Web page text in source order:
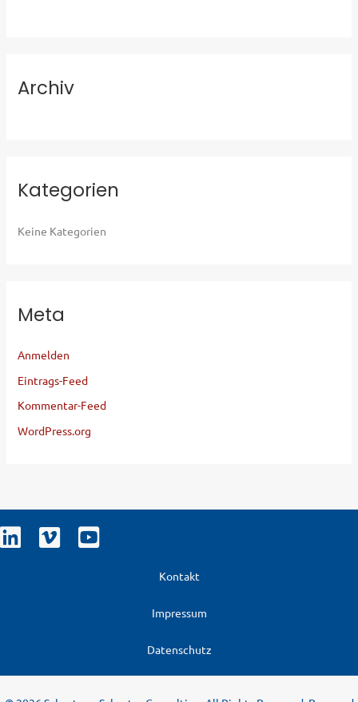
h
Archiv
Kategorien
Keine Kategorien
Meta
Anmelden
Eintrags-Feed
Kommentar-Feed
WordPress.org
Kontakt
Impressum
Datenschutz